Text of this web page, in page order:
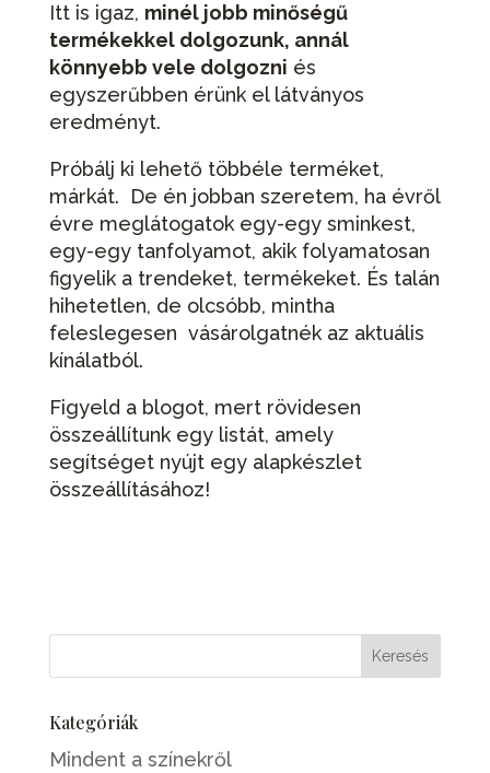
Itt is igaz, minél jobb minőségű
termékekkel dolgozunk, annál
könnyebb vele dolgozni és
egyszerűbben érünk el látványos
eredményt.
Próbálj ki lehető többéle terméket,
márkát. De én jobban szeretem, ha évről
évre meglátogatok egy-egy sminkest,
egy-egy tanfolyamot, akik folyamatosan
figyelik a trendeket, termékeket. És talán
hihetetlen, de olcsóbb, mintha
feleslegesen vásárolgatnék az aktuális
kínálatból.
Figyeld a blogot, mert rövidesen
összeállítunk egy listát, amely
segítséget nyújt egy alapkészlet
összeállításához!
Kategóriák
Mindent a színekről